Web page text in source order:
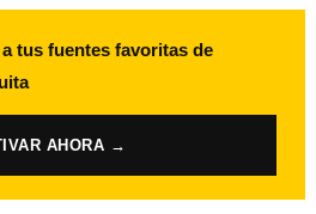
tus fuentes favoritas de
AHORA →